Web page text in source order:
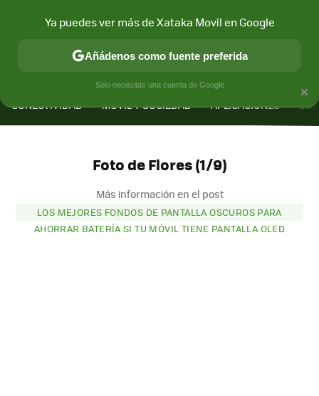
CONECTIVIDAD MÓVIL Y SOCIEDAD APLICACIONES
Foto de Flores (1/9)
Más información en el post
LOS MEJORES FONDOS DE PANTALLA OSCUROS PARA
AHORRAR BATERÍA SI TU MÓVIL TIENE PANTALLA OLED
×
Ya puedes ver más de Xataka Movil en Google
Añádenos como fuente preferida
Solo necesitas una cuenta de Google